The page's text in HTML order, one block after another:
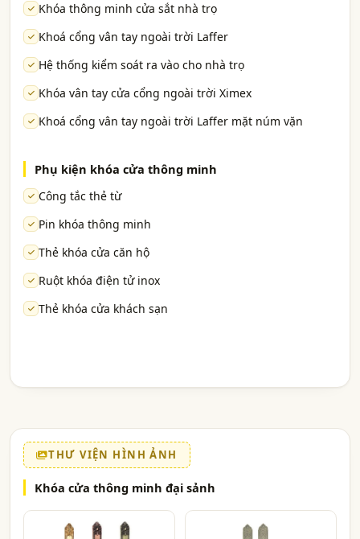
Khóa thông minh cửa sắt nhà trọ
Khoá cổng vân tay ngoài trời Laffer
Hệ thống kiểm soát ra vào cho nhà trọ
Khóa vân tay cửa cổng ngoài trời Ximex
Khoá cổng vân tay ngoài trời Laffer mặt núm vặn
Phụ kiện khóa cửa thông minh
Công tắc thẻ từ
Pin khóa thông minh
Thẻ khóa cửa căn hộ
Ruột khóa điện tử inox
Thẻ khóa cửa khách sạn
THƯ VIỆN HÌNH ẢNH
Khóa cửa thông minh đại sảnh